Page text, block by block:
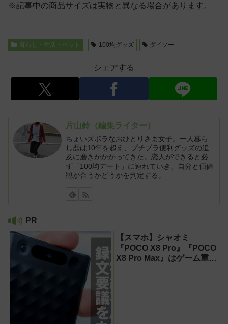
※記事中の商品サイズは実物と異なる場合があります。
暮らし・生活・ペット 100均グッズ ダイソー
シェアする
片山鈴（編集ライター）
ちょいズボラなおひとりさま女子。一人暮ら
し歴は10年を超え、プチプラ便利グッズの追
及に磨きがかかってきた。恋人ができると必
ず「100均デート」に連れていき、自分と価値
観が合うかどうかを判定する。
PR
【スマホ】シャオミ
『POCO X8 Pro』『POCO
X8 Pro Max』はゲーム重視